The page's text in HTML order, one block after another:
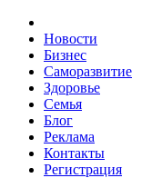
Новости
Бизнес
Саморазвитие
Здоровье
Семья
Блог
Реклама
Контакты
Регистрация